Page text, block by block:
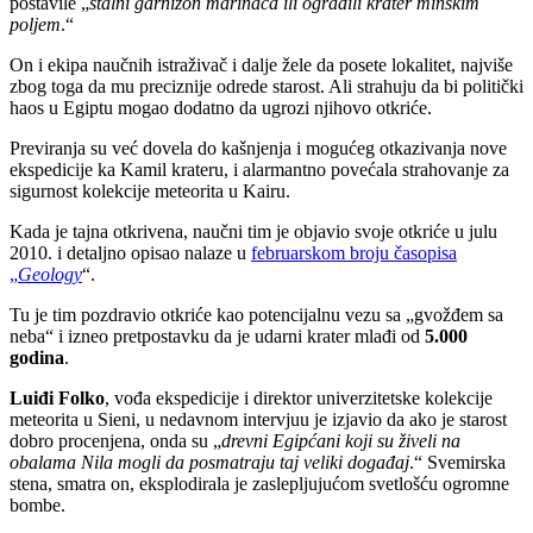
poljem.“
On i ekipa naučnih istraživač i dalje žele da posete lokalitet, najviše
zbog toga da mu preciznije odrede starost. Ali strahuju da bi politički
haos u Egiptu mogao dodatno da ugrozi njihovo otkriće.
Previranja su već dovela do kašnjenja i mogućeg otkazivanja nove
ekspedicije ka Kamil krateru, i alarmantno povećala strahovanje za
sigurnost kolekcije meteorita u Kairu.
Kada je tajna otkrivena, naučni tim je objavio svoje otkriće u julu
2010. i detaljno opisao nalaze u februarskom broju časopisa
„Geology“.
Tu je tim pozdravio otkriće kao potencijalnu vezu sa „gvožđem sa
neba“ i izneo pretpostavku da je udarni krater mlađi od 5.000
godina.
Luiđi Folko, vođa ekspedicije i direktor univerzitetske kolekcije
meteorita u Sieni, u nedavnom intervjuu je izjavio da ako je starost
dobro procenjena, onda su „drevni Egipćani koji su živeli na
obalama Nila mogli da posmatraju taj veliki događaj.“ Svemirska
stena, smatra on, eksplodirala je zaslepljujućom svetlošću ogromne
bombe.